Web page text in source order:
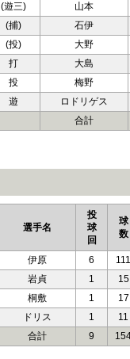
(遊三)
山本
(捕)
石伊
(投)
大野
打
大島
投
梅野
遊
ロドリゲス
合計
選手名
投
球
回
球
数
伊原 6
111
岩貞
1
15
桐敷
1
17
ドリス
1
11
合計
9